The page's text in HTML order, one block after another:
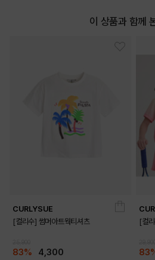
이 상품과 함께
CURLYSUE
[컬리수] 썸머아트웍티셔츠
83% 4,300
[컬